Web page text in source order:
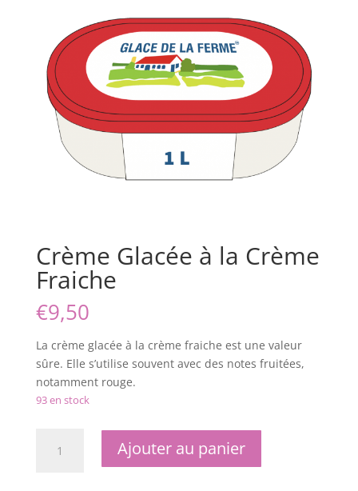
Crème Glacée à la Crème
Fraiche
€9,50
La crème glacée à la crème fraiche est une valeur
sûre. Elle s’utilise souvent avec des notes fruitées,
notamment rouge.
93 en stock
Ajouter au panier